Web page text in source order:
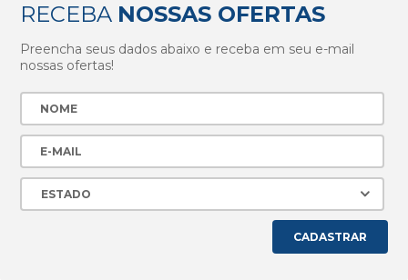
RECEBA NOSSAS OFERTAS
Preencha seus dados abaixo e receba em seu e-mail
nossas ofertas!
CADASTRAR